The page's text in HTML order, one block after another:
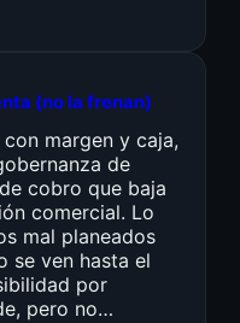
(no la frenan)
margen y caja,
de
cobro que baja
comercial. Lo
mal planeados
se ven hasta el
por
pero no…